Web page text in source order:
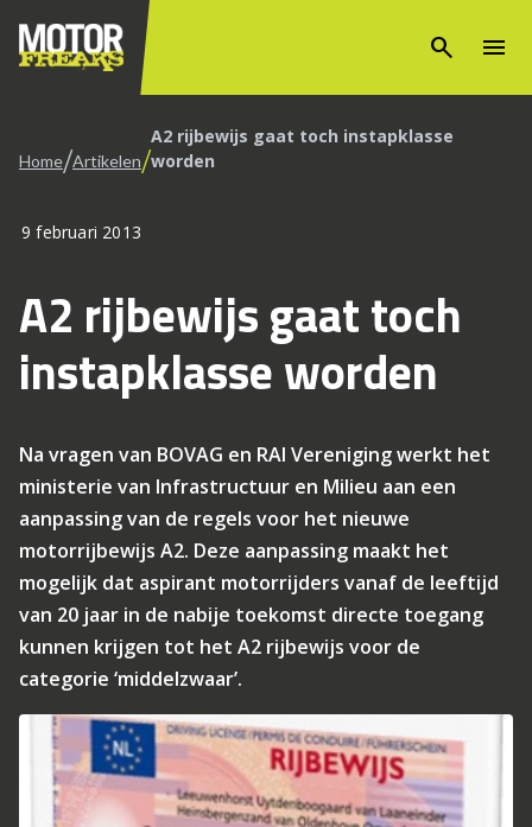
search menu
Home/Artikelen/A2 rijbewijs gaat toch instapklasse
worden
9 februari 2013
A2 rijbewijs gaat toch
instapklasse worden
Na vragen van BOVAG en RAI Vereniging werkt het
ministerie van Infrastructuur en Milieu aan een
aanpassing van de regels voor het nieuwe
motorrijbewijs A2. Deze aanpassing maakt het
mogelijk dat aspirant motorrijders vanaf de leeftijd
van 20 jaar in de nabije toekomst directe toegang
kunnen krijgen tot het A2 rijbewijs voor de
categorie ‘middelzwaar’.